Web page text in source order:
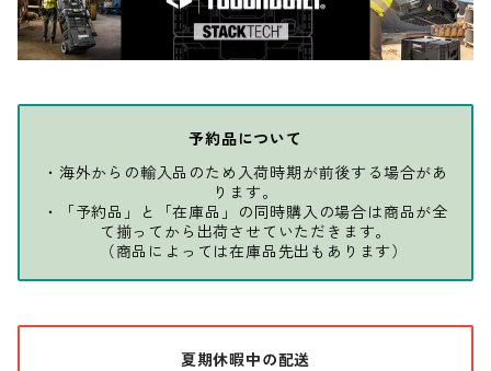
予約品について
・海外からの輸入品のため入荷時期が前後する場合があ
ります。
・「予約品」と「在庫品」の同時購入の場合は商品が全
て揃ってから出荷させていただきます。
（商品によっては在庫品先出もあります）
夏期休暇中の配送